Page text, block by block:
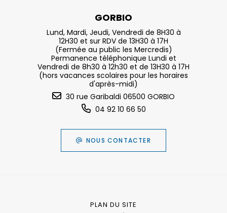
GORBIO
Lund, Mardi, Jeudi, Vendredi de 8H30 à
12H30 et sur RDV de 13H30 à 17H
(Fermée au public les Mercredis)
Permanence téléphonique Lundi et
Vendredi de 8h30 à 12h30 et de 13H30 à 17H
(hors vacances scolaires pour les horaires
d'après-midi)
30 rue Garibaldi 06500 GORBIO
04 92 10 66 50
NOUS CONTACTER
PLAN DU SITE